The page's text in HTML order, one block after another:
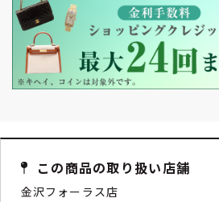
この商品の取り扱い店舗
金沢フォーラス店